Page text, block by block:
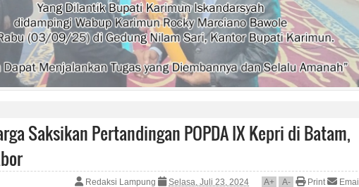
Saksikan Pertandingan POPDA IX Kepri di Batam,
Redaksi Lampung Selasa, Juli 23, 2024 A+ A- Print Email